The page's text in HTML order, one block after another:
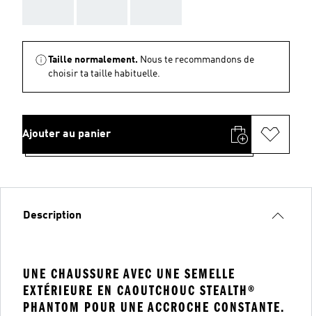
Taille normalement. Nous te recommandons de
choisir ta taille habituelle.
Ajouter au panier
Description
UNE CHAUSSURE AVEC UNE SEMELLE
EXTÉRIEURE EN CAOUTCHOUC STEALTH®
PHANTOM POUR UNE ACCROCHE CONSTANTE.